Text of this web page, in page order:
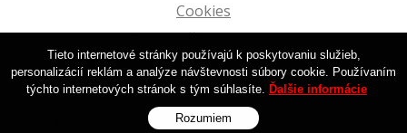
Cookies
Reklamačný poriadok
© 2026 Farby | Laky | Tapety na stenu | R-Interier Zvolen | Eshop •tvorba
eshopu cez UNIobchod
webhostingspoločnosti
Tieto internetové stránky používajú k poskytovaniu služieb,
personalizácií reklám a analýze návštevnosti súbory cookie. Používaním
týchto internetových stránok s tým súhlasíte. Ďalšie informácie
Rozumiem